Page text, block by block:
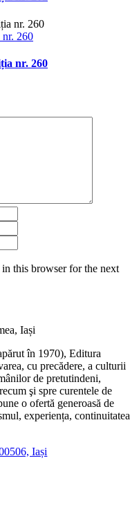
260
nr. 260
this browser for the next
în 1970), Editura
cu precădere, a culturii
de pretutindeni,
şi spre curentele de
o ofertă generoasă de
experiența, continuitatea
Iași